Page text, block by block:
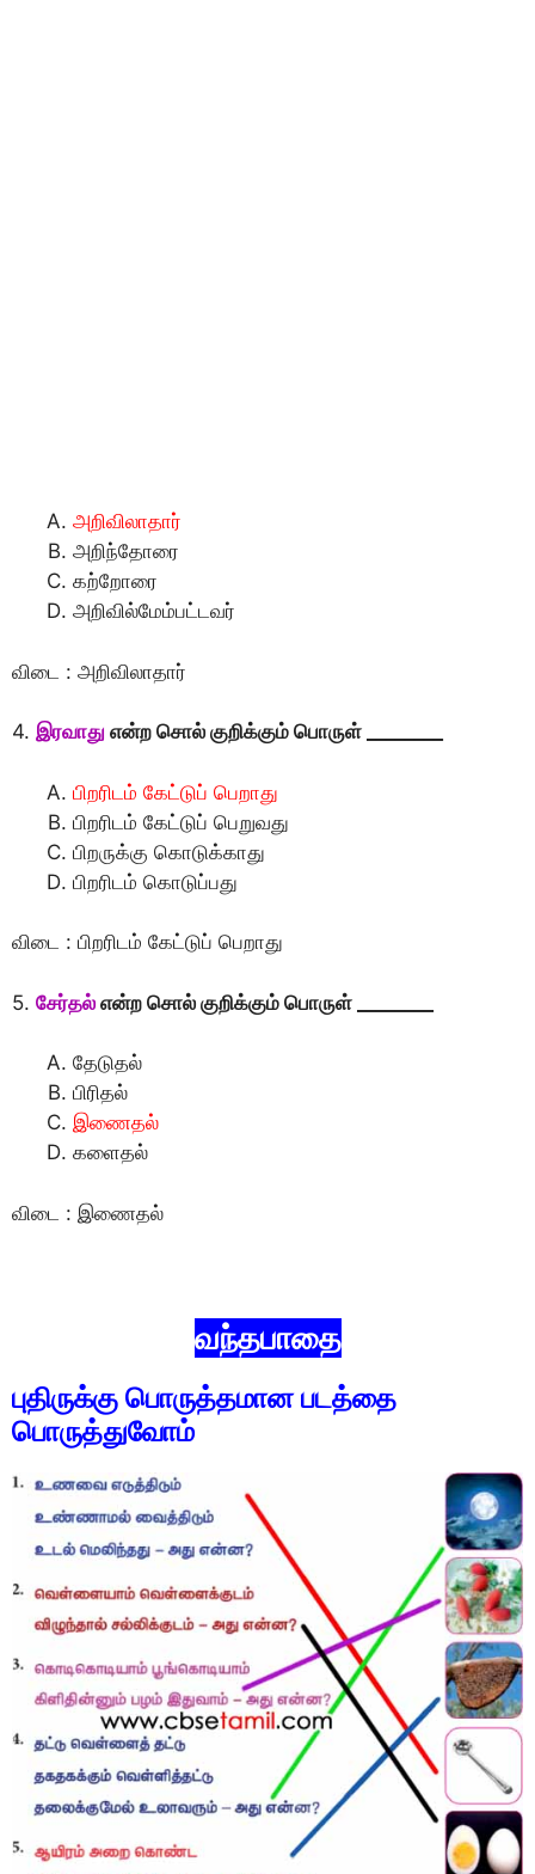
அறிவிலாதார்
அறிந்தோரை
கற்றோரை
அறிவில்மேம்பட்டவர்
விடை : அறிவிலாதார்
4. இரவாது என்ற சொல் குறிக்கும் பொருள் ________
பிறரிடம் கேட்டுப் பெறாது
பிறரிடம் கேட்டுப் பெறுவது
பிறருக்கு கொடுக்காது
பிறரிடம் கொடுப்பது
விடை : பிறரிடம் கேட்டுப் பெறாது
5. சேர்தல் என்ற சொல் குறிக்கும் பொருள் ________
தேடுதல்
பிரிதல்
இணைதல்
களைதல்
விடை : இணைதல்
வந்தபாதை
புதிருக்கு பொருத்தமான படத்தை
பொருத்துவோம்